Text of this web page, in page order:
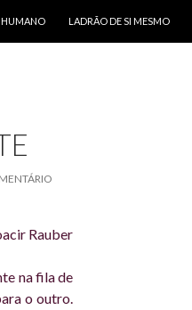
HUMANO LADRÃO DE SI MESMO
Rauber
na fila de
o outro.